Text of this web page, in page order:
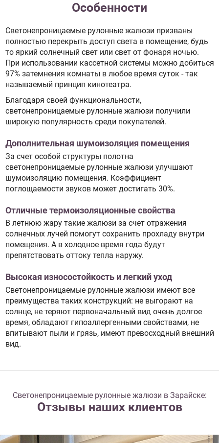
Особенности
Светонепроницаемые рулонные жалюзи призваны
полностью перекрыть доступ света в помещение, будь
то яркий солнечный свет или свет от фонаря ночью.
При использовании кассетной системы можно добиться
97% затемнения комнаты в любое время суток - так
называемый принцип кинотеатра.
Благодаря своей функциональности,
светонепроницаемые рулонные жалюзи получили
широкую популярность среди покупателей.
Дополнительная шумоизоляция помещения
За счет особой структуры полотна
светонепроницаемые рулонные жалюзи улучшают
шумоизоляцию помещения. Коэффициент
поглощаемости звуков может достигать 30%.
Отличные термоизоляционные свойства
В летнюю жару такие жалюзи за счет отражения
солнечных лучей помогут сохранить прохладу внутри
помещения. А в холодное время года будут
препятствовать оттоку тепла наружу.
Высокая износостойкость и легкий уход
Светонепроницаемые рулонные жалюзи имеют все
преимущества таких конструкций: не выгорают на
солнце, не теряют первоначальный вид очень долгое
время, обладают гипоаллергенными свойствами, не
впитывают пыли и грязь, имеют превосходный внешний
вид.
Светонепроницаемые рулонные жалюзи в Зарайске:
Отзывы наших клиентов